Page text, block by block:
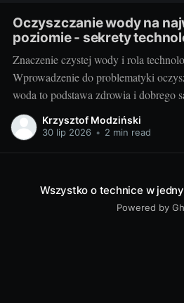
Oczyszczanie wody na
poziomie - sekrety
Znaczenie czystej wody i rola
Wprowadzenie do problematyki
woda to podstawa zdrowia i dobrego
dzisiejszy stan środowiska
korzystanie z idealnie czystej wody
Krzysztof Modziński
30 lip 2026 • 2 min read
Wszystko o technice w
Powered by